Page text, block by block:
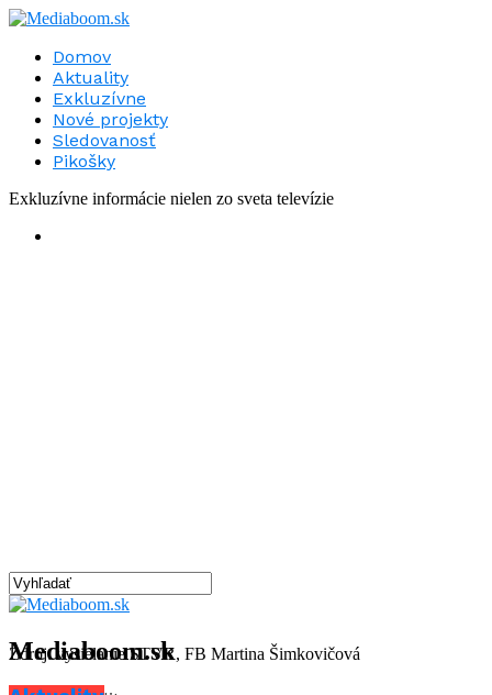
Domov
Aktuality
Exkluzívne
Nové projekty
Sledovanosť
Pikošky
Exkluzívne informácie nielen zo sveta televízie
Mediaboom.sk
Zdroj: vysielanie STVR, FB Martina Šimkovičová